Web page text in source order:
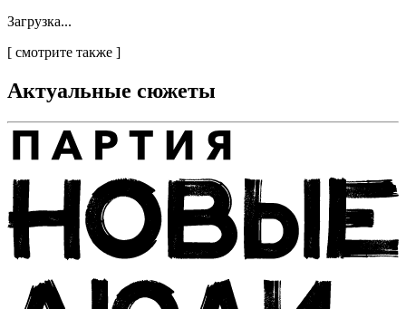
Загрузка...
[ смотрите также ]
Актуальные сюжеты